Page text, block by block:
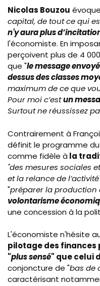
Nicolas Bouzou
capital, de tout ce qui
n'y aura plus
l'économiste. En
perçoivent plus de 4
que "le message envoyé
dessus des classes
maximum de ce que
Pour moi c’estun
Surtout ne réussissez
Contrairement à
définit le programme
comme fidèle à la
"des mesures sociales
et la relance de
"préparer la production
volontarisme
une concession à la
L'économiste n'hésite
pilotage des finances
"plus sensé" que celui
conjoncture de "bas de
caractérisant